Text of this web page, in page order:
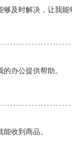
及时解决，让我能
办公提供帮助。
收到商品。